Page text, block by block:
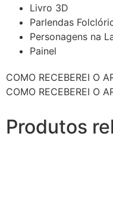
Livro 3D
Parlendas
Personagens na
Painel
COMO RECEBEREI O
COMO RECEBEREI O
Produtos